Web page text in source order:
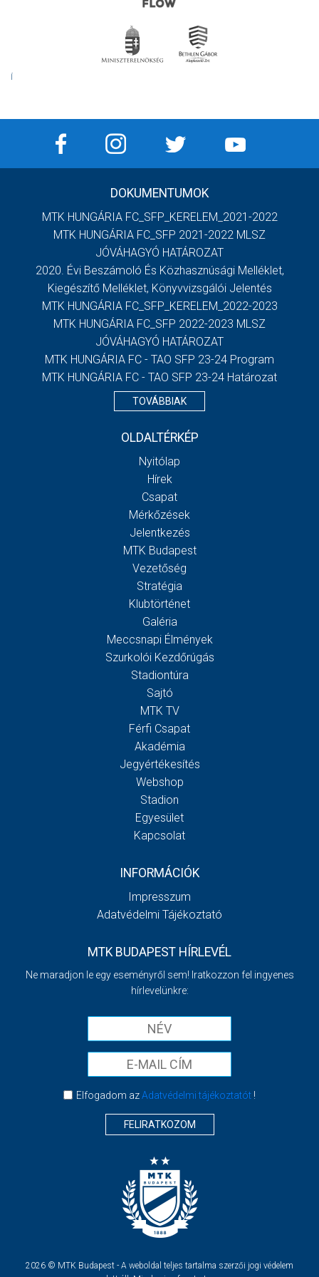
DOKUMENTUMOK
MTK HUNGÁRIA FC_SFP_KERELEM_2021-2022
MTK HUNGÁRIA FC_SFP 2021-2022 MLSZ
JÓVÁHAGYÓ HATÁROZAT
2020. Évi Beszámoló És Közhasznúsági Melléklet,
Kiegészítő Melléklet, Könyvvizsgálói Jelentés
MTK HUNGÁRIA FC_SFP_KERELEM_2022-2023
MTK HUNGÁRIA FC_SFP 2022-2023 MLSZ
JÓVÁHAGYÓ HATÁROZAT
MTK HUNGÁRIA FC - TAO SFP 23-24 Program
MTK HUNGÁRIA FC - TAO SFP 23-24 Határozat
TOVÁBBIAK
OLDALTÉRKÉP
Nyitólap
Hírek
Csapat
Mérkőzések
Jelentkezés
MTK Budapest
Vezetőség
Stratégia
Klubtörténet
Galéria
Meccsnapi Élmények
Szurkolói Kezdőrúgás
Stadiontúra
Sajtó
MTK TV
Férfi Csapat
Akadémia
Jegyértékesítés
Webshop
Stadion
Egyesület
Kapcsolat
INFORMÁCIÓK
Impresszum
Adatvédelmi Tájékoztató
MTK BUDAPEST HÍRLEVÉL
Ne maradjon le egy eseményről sem! Iratkozzon fel ingyenes
hírlevelünkre:
Elfogadom azAdatvédelmi tájékoztatót!
FELIRATKOZOM
2026 © MTK Budapest - A weboldal teljes tartalma szerzői jogi védelem